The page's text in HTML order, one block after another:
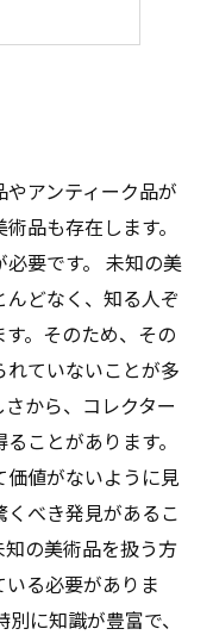
アンティーク品が
品も存在します。
要です。 未知の美
どなく、知る人ぞ
。そのため、その
ていないことが多
から、コレクター
ことがあります。
価値がないように見
べき発見があるこ
の美術品を扱う方
る必要がありま
に知識が豊富で、